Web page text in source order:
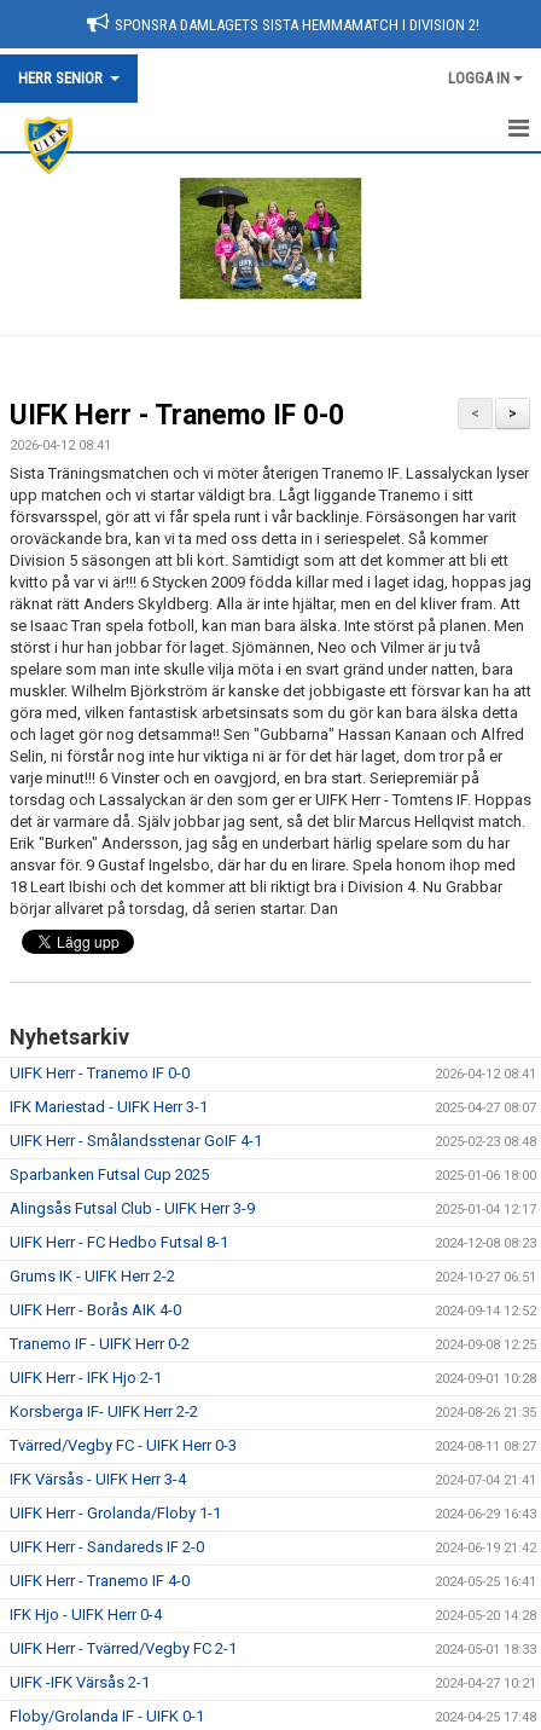
SPONSRA DAMLAGETS SISTA HEMMAMATCH I DIVISION 2!
HERR SENIOR LOGGA IN
NYHETER
DOKUMENT
KONTAKT
MATCHER
BORGÅS TANKAR
TABELL & RESULTAT
>
<
UIFK Herr - Tranemo IF 0-0
2026-04-12 08:41
Sista Träningsmatchen och vi möter återigen Tranemo IF. Lassalyckan lyser
upp matchen och vi startar väldigt bra. Lågt liggande Tranemo i sitt
försvarsspel, gör att vi får spela runt i vår backlinje. Försäsongen har varit
oroväckande bra, kan vi ta med oss detta in i seriespelet. Så kommer
Division 5 säsongen att bli kort. Samtidigt som att det kommer att bli ett
kvitto på var vi är!!! 6 Stycken 2009 födda killar med i laget idag, hoppas jag
räknat rätt Anders Skyldberg. Alla är inte hjältar, men en del kliver fram. Att
se Isaac Tran spela fotboll, kan man bara älska. Inte störst på planen. Men
störst i hur han jobbar för laget. Sjömännen, Neo och Vilmer är ju två
spelare som man inte skulle vilja möta i en svart gränd under natten, bara
muskler. Wilhelm Björkström är kanske det jobbigaste ett försvar kan ha att
göra med, vilken fantastisk arbetsinsats som du gör kan bara älska detta
och laget gör nog detsamma!! Sen "Gubbarna" Hassan Kanaan och Alfred
Selin, ni förstår nog inte hur viktiga ni är för det här laget, dom tror på er
varje minut!!! 6 Vinster och en oavgjord, en bra start. Seriepremiär på
torsdag och Lassalyckan är den som ger er UIFK Herr - Tomtens IF. Hoppas
det är varmare då. Själv jobbar jag sent, så det blir Marcus Hellqvist match.
Erik "Burken" Andersson, jag såg en underbart härlig spelare som du har
ansvar för. 9 Gustaf Ingelsbo, där har du en lirare. Spela honom ihop med
18 Leart Ibishi och det kommer att bli riktigt bra i Division 4. Nu Grabbar
börjar allvaret på torsdag, då serien startar. Dan
Nyhetsarkiv
UIFK Herr - Tranemo IF 0-0 2026-04-12 08:41
IFK Mariestad - UIFK Herr 3-1 2025-04-27 08:07
UIFK Herr - Smålandsstenar GoIF 4-1 2025-02-23 08:48
Sparbanken Futsal Cup 2025 2025-01-06 18:00
Alingsås Futsal Club - UIFK Herr 3-9 2025-01-04 12:17
UIFK Herr - FC Hedbo Futsal 8-1 2024-12-08 08:23
Grums IK - UIFK Herr 2-2 2024-10-27 06:51
UIFK Herr - Borås AIK 4-0 2024-09-14 12:52
Tranemo IF - UIFK Herr 0-2 2024-09-08 12:25
UIFK Herr - IFK Hjo 2-1 2024-09-01 10:28
Korsberga IF- UIFK Herr 2-2 2024-08-26 21:35
Tvärred/Vegby FC - UIFK Herr 0-3 2024-08-11 08:27
IFK Värsås - UIFK Herr 3-4 2024-07-04 21:41
UIFK Herr - Grolanda/Floby 1-1 2024-06-29 16:43
UIFK Herr - Sandareds IF 2-0 2024-06-19 21:42
UIFK Herr - Tranemo IF 4-0 2024-05-25 16:41
IFK Hjo - UIFK Herr 0-4 2024-05-20 14:28
UIFK Herr - Tvärred/Vegby FC 2-1 2024-05-01 18:33
UIFK -IFK Värsås 2-1 2024-04-27 10:21
Floby/Grolanda IF - UIFK 0-1 2024-04-25 17:48